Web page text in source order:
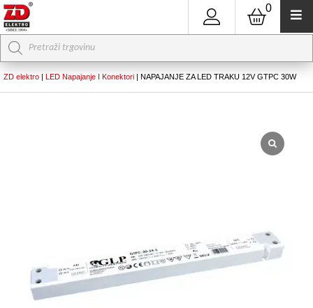
0
Products
search
ZD elektro | LED Napajanje I Konektori | NAPAJANJE ZA LED TRAKU 12V GTPC 30W